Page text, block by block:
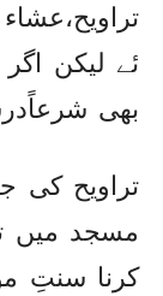
ئے لیکن
بھی
تراویح کی
مسجد میں
کرنا سنتِ